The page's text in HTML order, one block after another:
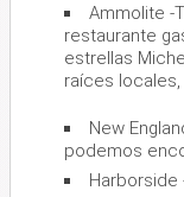
Ammolite -
restaurante
estrellas
raíces
New
podemos
Harborside